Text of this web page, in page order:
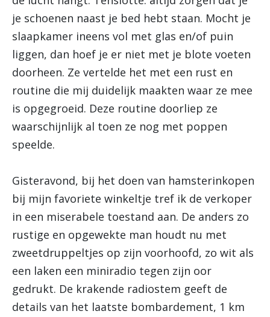
je schoenen naast je bed hebt staan. Mocht je
slaapkamer ineens vol met glas en/of puin
liggen, dan hoef je er niet met je blote voeten
doorheen. Ze vertelde het met een rust en
routine die mij duidelijk maakten waar ze mee
is opgegroeid. Deze routine doorliep ze
waarschijnlijk al toen ze nog met poppen
speelde.
Gisteravond, bij het doen van hamsterinkopen
bij mijn favoriete winkeltje tref ik de verkoper
in een miserabele toestand aan. De anders zo
rustige en opgewekte man houdt nu met
zweetdruppeltjes op zijn voorhoofd, zo wit als
een laken een miniradio tegen zijn oor
gedrukt. De krakende radiostem geeft de
details van het laatste bombardement, 1 km